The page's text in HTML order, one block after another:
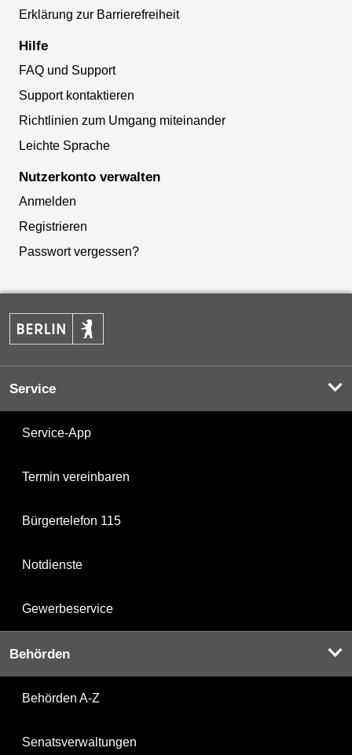
Erklärung zur Barrierefreiheit
Hilfe
FAQ und Support
Support kontaktieren
Richtlinien zum Umgang miteinander
Leichte Sprache
Nutzerkonto verwalten
Anmelden
Registrieren
Passwort vergessen?
Service
Service-App
Termin vereinbaren
Bürgertelefon 115
Notdienste
Gewerbeservice
Behörden
Behörden A-Z
Senatsverwaltungen